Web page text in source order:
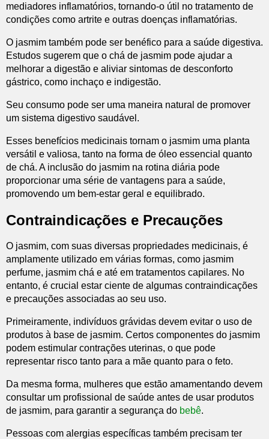
mediadores inflamatórios, tornando-o útil no tratamento de
condições como artrite e outras doenças inflamatórias.
O jasmim também pode ser benéfico para a saúde digestiva.
Estudos sugerem que o chá de jasmim pode ajudar a
melhorar a digestão e aliviar sintomas de desconforto
gástrico, como inchaço e indigestão.
Seu consumo pode ser uma maneira natural de promover
um sistema digestivo saudável.
Esses benefícios medicinais tornam o jasmim uma planta
versátil e valiosa, tanto na forma de óleo essencial quanto
de chá. A inclusão do jasmim na rotina diária pode
proporcionar uma série de vantagens para a saúde,
promovendo um bem-estar geral e equilibrado.
Contraindicações e Precauções
O jasmim, com suas diversas propriedades medicinais, é
amplamente utilizado em várias formas, como jasmim
perfume, jasmim chá e até em tratamentos capilares. No
entanto, é crucial estar ciente de algumas contraindicações
e precauções associadas ao seu uso.
Primeiramente, indivíduos grávidas devem evitar o uso de
produtos à base de jasmim. Certos componentes do jasmim
podem estimular contrações uterinas, o que pode
representar risco tanto para a mãe quanto para o feto.
Da mesma forma, mulheres que estão amamentando devem
consultar um profissional de saúde antes de usar produtos
de jasmim, para garantir a segurança do bebê.
Pessoas com alergias específicas também precisam ter